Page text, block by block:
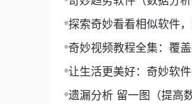
流）
探索奇妙看看相似软件
奇妙视频教程全集：覆
让生活更美好：奇妙软
遗漏分析 留一图（提高